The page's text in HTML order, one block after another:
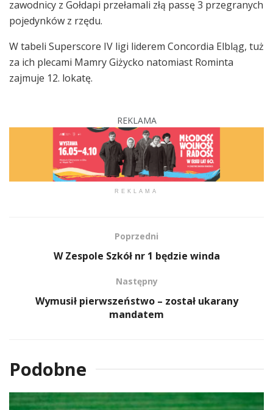
zawodnicy z Gołdapi przełamali złą passę 3 przegranych
pojedynków z rzędu.
W tabeli Superscore IV ligi liderem Concordia Elbląg, tuż
za ich plecami Mamry Giżycko natomiast Rominta
zajmuje 12. lokatę.
REKLAMA
REKLAMA
Poprzedni
W Zespole Szkół nr 1 będzie winda
Następny
Wymusił pierwszeństwo – został ukarany
mandatem
Podobne